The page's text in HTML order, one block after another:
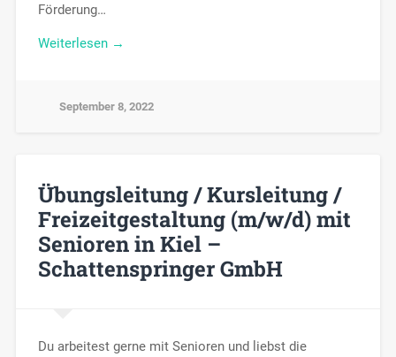
Förderung…
Weiterlesen →
September 8, 2022
Übungsleitung / Kursleitung /
Freizeitgestaltung (m/w/d) mit
Senioren in Kiel –
Schattenspringer GmbH
Du arbeitest gerne mit Senioren und liebst die